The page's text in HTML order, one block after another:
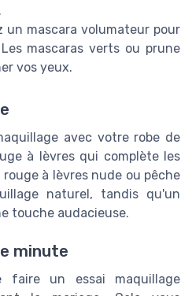
un mascara volumateur pour
mascaras verts ou prune
vos yeux.
avec votre robe de
à lèvres qui complète les
à lèvres nude ou pêche
naturel, tandis qu'un
touche audacieuse.
minute
faire un essai maquillage